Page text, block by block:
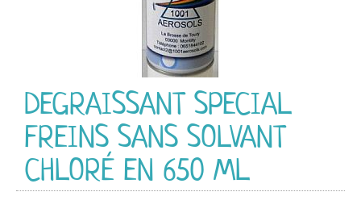
DEGRAISSANT SPECIAL
FREINS SANS SOLVANT
CHLORÉ EN 650 ML
VEHICULES
Appret
Anti-
rouille